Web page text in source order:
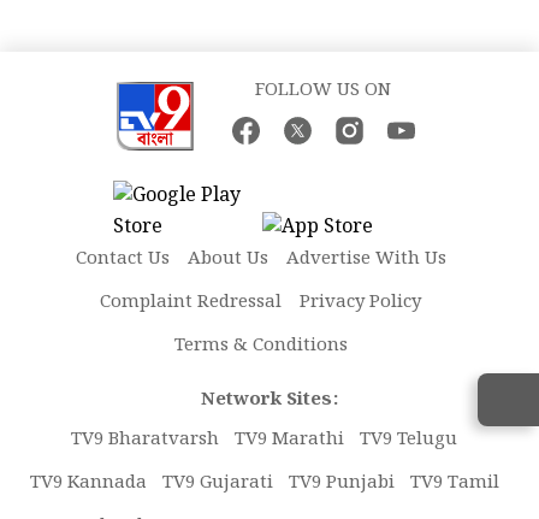
FOLLOW US ON
Contact Us About Us
Advertise With Us
Complaint Redressal
Privacy Policy
Terms & Conditions
Network Sites:
TV9 Bharatvarsh TV9 Marathi TV9 Telugu
TV9 Kannada TV9 Gujarati TV9 Punjabi TV9 Tamil